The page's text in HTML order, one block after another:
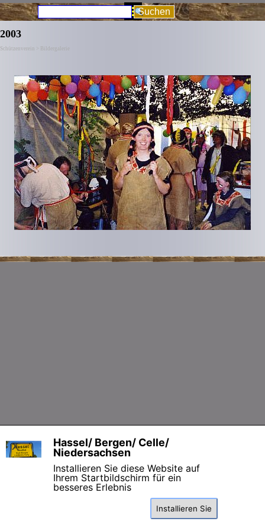
Direkt zum SeiteninhaltMenü überspringen
Suchen
2003
Schützenverein > Bildergalerie
Hassel/ Bergen/ Celle/
Niedersachsen
Installieren Sie diese Website auf
Ihrem Startbildschirm für ein
besseres Erlebnis
Installieren Sie
X